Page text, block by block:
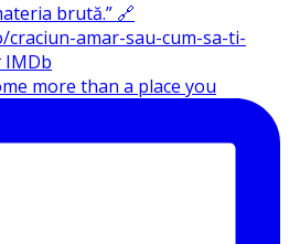
more than a place you